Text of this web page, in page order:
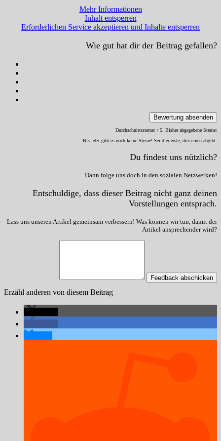
Mehr Informationen
Inhalt entsperren
Erforderlichen Service akzeptieren und Inhalte entsperren
Wie gut hat dir der Beitrag gefallen?
Bewertung absenden
Durchschnittssterne: / 5. Bisher abgegebene Sterne:
Bis jetzt gibt es noch keine Sterne! Sei dier erste, dier einen abgibt.
Du findest uns nützlich?
Dann folge uns doch in den sozialen Netzwerken!
Entschuldige, dass dieser Beitrag nicht ganz deinen
Vorstellungen entsprach.
Lass uns unseren Artikel gemeinsam verbessern! Was können wir tun, damit der
Artikel ansprechender wird?
Feedback abschicken
Erzähl anderen von diesem Beitrag